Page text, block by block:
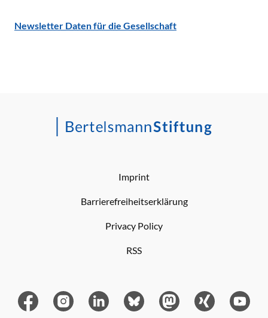
Newsletter Daten für die Gesellschaft
Imprint
Barrierefreiheitserklärung
Privacy Policy
RSS